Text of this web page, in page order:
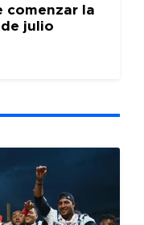
comenzar la
julio